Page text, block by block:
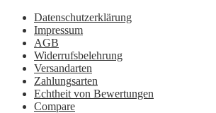
Datenschutzerklärung
Impressum
AGB
Widerrufsbelehrung
Versandarten
Zahlungsarten
Echtheit von Bewertungen
Compare